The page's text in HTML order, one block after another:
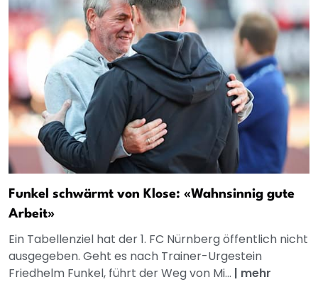
Funkel schwärmt von Klose: «Wahnsinnig gute
Arbeit»
Ein Tabellenziel hat der 1. FC Nürnberg öffentlich nicht
ausgegeben. Geht es nach Trainer-Urgestein
Friedhelm Funkel, führt der Weg von Mi... | mehr